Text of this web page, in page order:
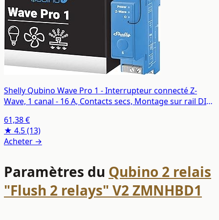
Shelly Qubino Wave Pro 1 - Interrupteur connecté Z-
Wave, 1 canal - 16 A, Contacts secs, Montage sur rail DIN,
61,38 €
★ 4.5(13)
Acheter →
Paramètres du Qubino 2 relais
"Flush 2 relays" V2 ZMNHBD1